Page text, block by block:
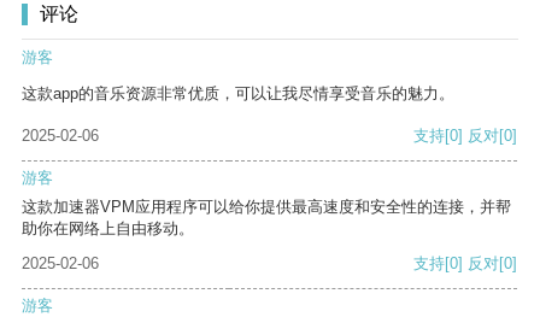
评论
游客
这款app的音乐资源非常优质，可以让我尽情享受音乐的魅力。
2025-02-06 支持[0] 反对[0]
游客
这款加速器VPM应用程序可以给你提供最高速度和安全性的连接，并帮
助你在网络上自由移动。
2025-02-06
支持[0] 反对[0]
游客